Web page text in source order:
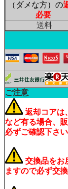
（ダメな方）の
必要
送料
ご注意
返却コアは
など有る場合、販
必ずご確認下さ
交換品をお
ますので必ず交